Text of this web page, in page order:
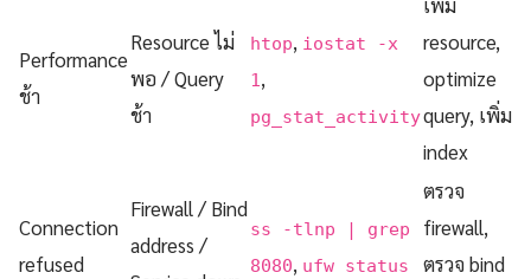
Performance
ช้า
Resource ไม่
พอ / Query
ช้า
htop, iostat -x
1 ,
pg_stat_activity
resource,
optimize
query, เพิ่ม
index
Connection
refused
Firewall / Bind
address /
ss -tlnp | grep
8080, ufw status
ตรวจ
firewall,
ตรวจ bind